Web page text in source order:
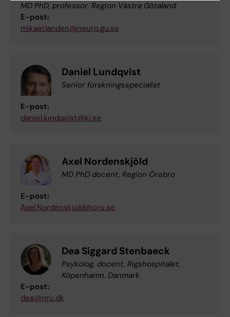
MD PhD, professor, Region Västra Götaland
E-post:
mikael.landen@neuro.gu.se
Daniel Lundqvist
Senior forskningsspecialist
E-post:
daniel.lundqvist@ki.se
Axel Nordenskjöld
MD PhD docent, Region Örebro
E-post:
Axel.Nordenskjold@oru.se
Dea Siggard Stenbaeck
Psykolog, docent, Rigshospitalet,
Köpenhamn, Danmark
E-post:
dea@nru.dk